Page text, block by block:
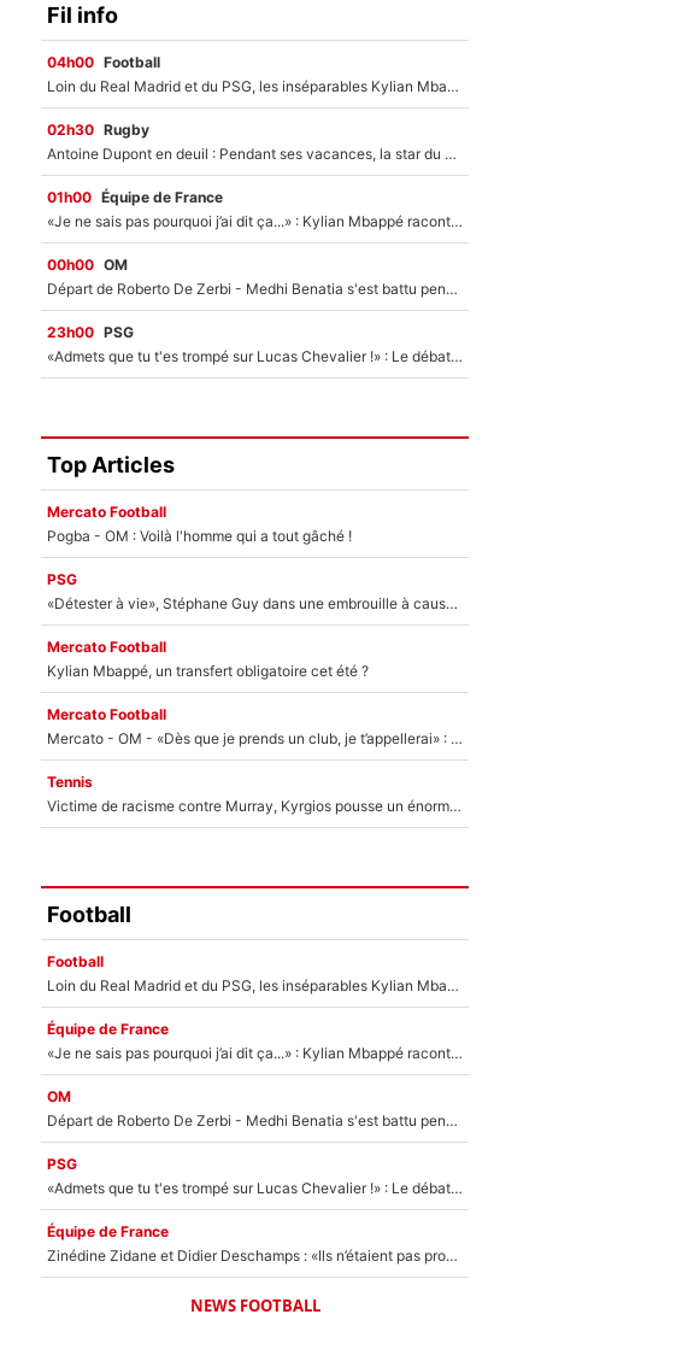
Fil info
04h00 Football
Loin du Real Madrid et du PSG, les inséparables Kylian Mbappé et Achraf Hakimi changent d'équipe le temps d'une journée !
02h30 Rugby
Antoine Dupont en deuil : Pendant ses vacances, la star du XV de France a perdu sa grand-mère
01h00 Équipe de France
«Je ne sais pas pourquoi j’ai dit ça...» : Kylian Mbappé raconte sa première rencontre avec Zinédine Zidane (et c’est très drôle)
00h00 OM
Départ de Roberto De Zerbi - Medhi Benatia s'est battu pendant six mois pour le retenir à l'OM, le PSG a été le naufrage de trop : «Je pars avec toi»
23h00 PSG
«Admets que tu t'es trompé sur Lucas Chevalier !» : Le débat sur le gardien du PSG vire au clash à l'After Foot
Top Articles
Mercato Football
Pogba - OM : Voilà l'homme qui a tout gâché !
PSG
«Détester à vie», Stéphane Guy dans une embrouille à cause du PSG !
Mercato Football
Kylian Mbappé, un transfert obligatoire cet été ?
Mercato Football
Mercato - OM - «Dès que je prends un club, je t’appellerai» : La promesse de Marcelino au moment de claquer la porte
Tennis
Victime de racisme contre Murray, Kyrgios pousse un énorme coup de gueule !
Football
Football
Loin du Real Madrid et du PSG, les inséparables Kylian Mbappé et Achraf Hakimi changent d'équipe le temps d'une journée !
Équipe de France
«Je ne sais pas pourquoi j’ai dit ça...» : Kylian Mbappé raconte sa première rencontre avec Zinédine Zidane (et c’est très drôle)
OM
Départ de Roberto De Zerbi - Medhi Benatia s'est battu pendant six mois pour le retenir à l'OM, le PSG a été le naufrage de trop : «Je pars avec toi»
PSG
«Admets que tu t'es trompé sur Lucas Chevalier !» : Le débat sur le gardien du PSG vire au clash à l'After Foot
Équipe de France
Zinédine Zidane et Didier Deschamps : «Ils n’étaient pas proches», les confidences d’un membre de l’équipe de France 1998 sur leur relation spéciale
NEWS FOOTBALL